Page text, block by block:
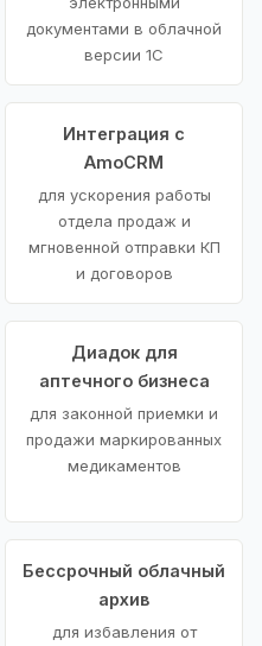
документами в облачной
версии 1С
Интеграция с
AmoCRM
для ускорения работы
отдела продаж и
мгновенной отправки КП
и договоров
Диадок для
аптечного бизнеса
для законной приемки и
продажи маркированных
медикаментов
Бессрочный облачный
архив
для избавления от